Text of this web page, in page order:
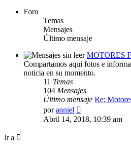
Foro
Temas
Mensajes
Último mensaje
MOTORES
Compartamos aqui fotos e
noticia en su momento.
11 Temas
104 Mensajes
Último mensaje Re:
poranniel
último
mensaje
Abril 14, 2018, 10:39 am
Ir a